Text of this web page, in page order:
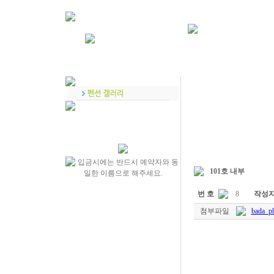
101호 내부
번 호 8
작성
첨부파일